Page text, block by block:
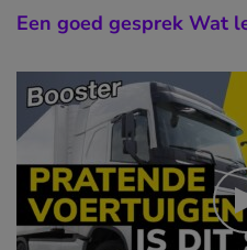
Een goed gesprek Wat